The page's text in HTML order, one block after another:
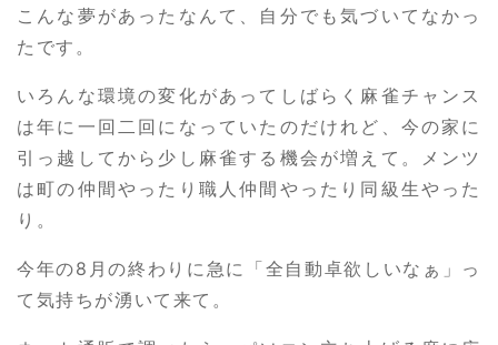
こんな夢があったなんて、自分でも気づいてなかっ
たです。
いろんな環境の変化があってしばらく麻雀チャンス
は年に一回二回になっていたのだけれど、今の家に
引っ越してから少し麻雀する機会が増えて。メンツ
は町の仲間やったり職人仲間やったり同級生やった
り。
今年の8月の終わりに急に「全自動卓欲しいなぁ」っ
て気持ちが湧いて来て。